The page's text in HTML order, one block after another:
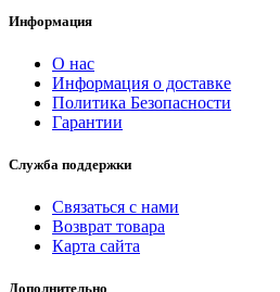
Информация
О нас
Информация о доставке
Политика Безопасности
Гарантии
Служба поддержки
Связаться с нами
Возврат товара
Карта сайта
Дополнительно